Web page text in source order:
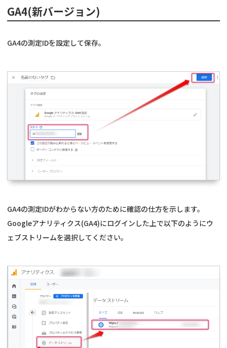
GA4(新バージョン)
GA4の測定IDを設定して保存。
GA4の測定IDがわからない方のために確認の仕方を示します。
Googleアナリティクス(GA4)にログインした上で以下のようにウ
ェブストリームを選択してください。